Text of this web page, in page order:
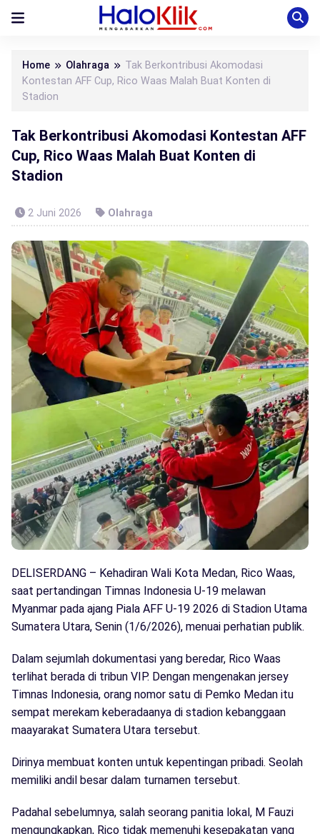
Home Olahraga
Tak Berkontribusi Akomodasi
Kontestan AFF Cup, Rico Waas Malah Buat Konten di
Stadion
Tak Berkontribusi Akomodasi Kontestan AFF
Cup, Rico Waas Malah Buat Konten di
Stadion
2 Juni 2026 Olahraga
DELISERDANG – Kehadiran Wali Kota Medan, Rico Waas,
saat pertandingan Timnas Indonesia U-19 melawan
Myanmar pada ajang Piala AFF U-19 2026 di Stadion Utama
Sumatera Utara, Senin (1/6/2026), menuai perhatian publik.
Dalam sejumlah dokumentasi yang beredar, Rico Waas
terlihat berada di tribun VIP. Dengan mengenakan jersey
Timnas Indonesia, orang nomor satu di Pemko Medan itu
sempat merekam keberadaanya di stadion kebanggaan
maayarakat Sumatera Utara tersebut.
Dirinya membuat konten untuk kepentingan pribadi. Seolah
memiliki andil besar dalam turnamen tersebut.
Padahal sebelumnya, salah seorang panitia lokal, M Fauzi
mengungkapkan, Rico tidak memenuhi kesepakatan yang